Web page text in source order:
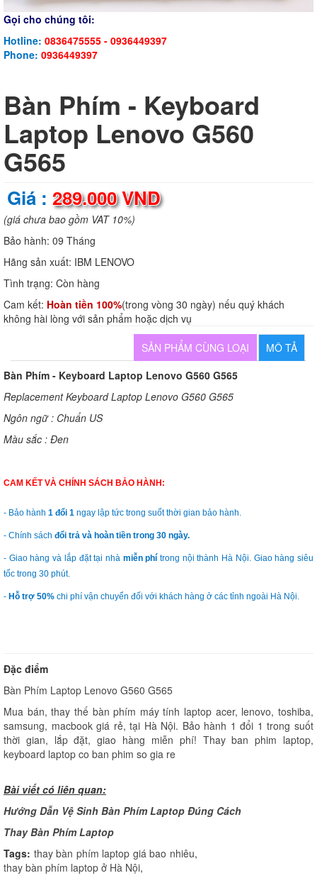
Gọi cho chúng tôi:
Hotline: 0836475555 - 0936449397
Phone: 0936449397
Bàn Phím - Keyboard
Laptop Lenovo G560
G565
Giá : 289.000 VND
(giá chưa bao gồm VAT 10%)
Bảo hành: 09 Tháng
Hãng sản xuất: IBM LENOVO
Tình trạng: Còn hàng
Cam kết: Hoàn tiền 100%(trong vòng 30 ngày) nếu quý khách
không hài lòng với sản phẩm hoặc dịch vụ
MÔ TẢ
SẢN PHẨM CÙNG LOẠI
Bàn Phím - Keyboard Laptop Lenovo G560 G565
Replacement Keyboard Laptop Lenovo G560 G565
Ngôn ngữ : Chuẩn US
Màu sắc : Đen
CAM KẾT VÀ CHÍNH SÁCH BẢO HÀNH:
- Bảo hành 1 đổi 1 ngay lập tức trong suốt thời gian bảo hành.
- Chính sách đổi trả và hoàn tiền trong 30 ngày.
- Giao hàng và lắp đặt tại nhà miễn phí trong nội thành Hà Nội. Giao hàng siêu
tốc trong 30 phút.
- Hỗ trợ 50% chi phí vận chuyển đối với khách hàng ở các tỉnh ngoài Hà Nội.
Đặc điểm
Bàn Phím Laptop Lenovo G560 G565
Mua bán, thay thế bàn phím máy tính laptop acer, lenovo, toshiba,
samsung, macbook giá rẻ, tại Hà Nội. Bảo hành 1 đổi 1 trong suốt
thời gian, lắp đặt, giao hàng miễn phí! Thay ban phim laptop,
keyboard laptop co ban phim so gia re
Bài viết có liên quan:
Hướng Dẫn Vệ Sinh Bàn Phím Laptop Đúng Cách
Thay Bàn Phím Laptop
Tags: thay bàn phím laptop giá bao nhiêu,
thay bàn phím laptop ở Hà Nội,